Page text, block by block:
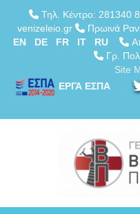
Τηλ. Κέντρο:
venizeleio.gr
Πρωινά
EN
DE FR IT RU
Γρ.
Site
ΕΡΓΑ ΕΣΠΑ